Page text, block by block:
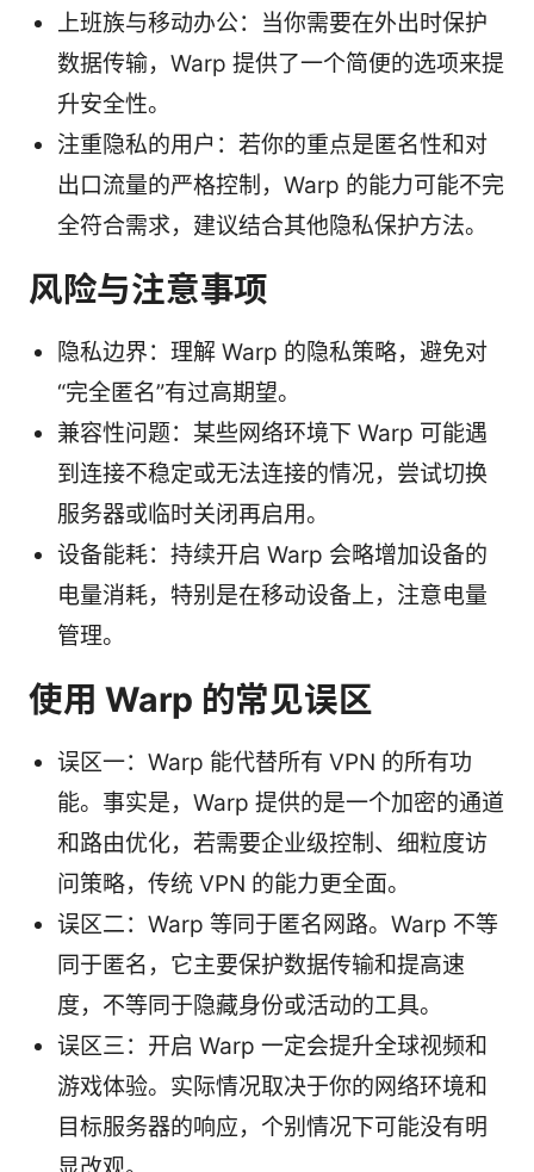
上班族与移动办公：当你需要在外出时保护
数据传输，Warp 提供了一个简便的选项来提
升安全性。
注重隐私的用户：若你的重点是匿名性和对
出口流量的严格控制，Warp 的能力可能不完
全符合需求，建议结合其他隐私保护方法。
风险与注意事项
隐私边界：理解 Warp 的隐私策略，避免对
“完全匿名”有过高期望。
兼容性问题：某些网络环境下 Warp 可能遇
到连接不稳定或无法连接的情况，尝试切换
服务器或临时关闭再启用。
设备能耗：持续开启 Warp 会略增加设备的
电量消耗，特别是在移动设备上，注意电量
管理。
使用 Warp 的常见误区
误区一：Warp 能代替所有 VPN 的所有功
能。事实是，Warp 提供的是一个加密的通道
和路由优化，若需要企业级控制、细粒度访
问策略，传统 VPN 的能力更全面。
误区二：Warp 等同于匿名网路。Warp 不等
同于匿名，它主要保护数据传输和提高速
度，不等同于隐藏身份或活动的工具。
误区三：开启 Warp 一定会提升全球视频和
游戏体验。实际情况取决于你的网络环境和
目标服务器的响应，个别情况下可能没有明